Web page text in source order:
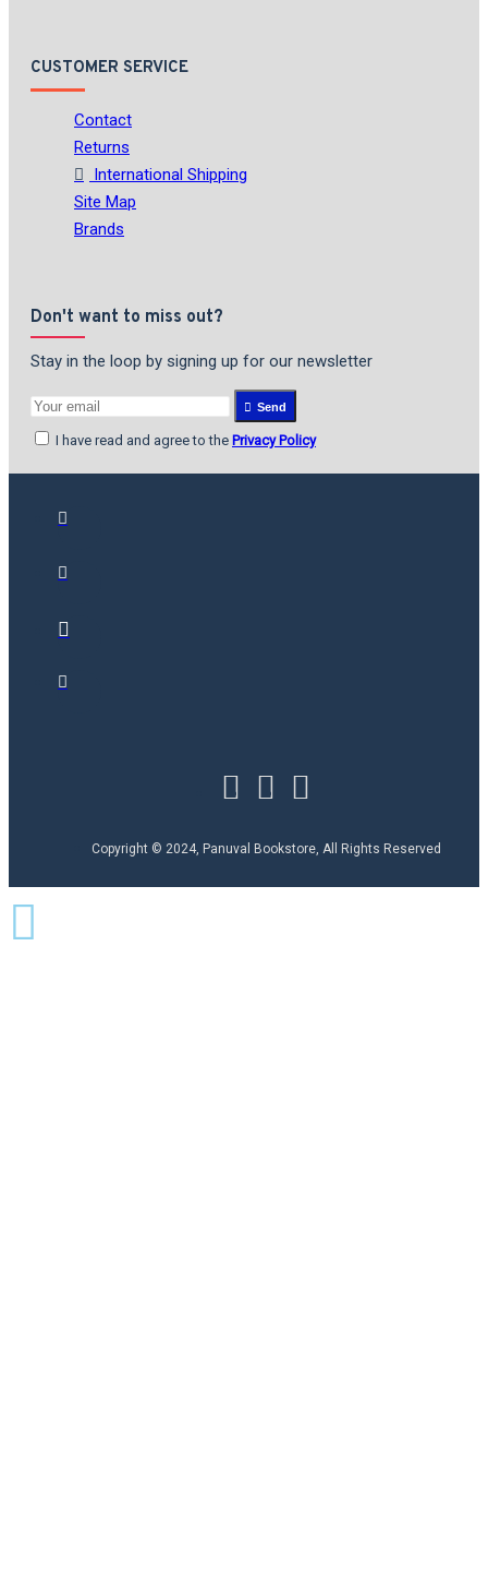
CUSTOMER SERVICE
Contact
Returns
International Shipping
Site Map
Brands
Don't want to miss out?
Stay in the loop by signing up for our newsletter
Send
I have read and agree to the Privacy Policy
Copyright © 2024, Panuval Bookstore, All Rights Reserved